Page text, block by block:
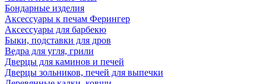
Бондарные изделия
Аксессуары к печам Ферингер
Аксессуары для барбекю
Быки, подставки для дров
Ведра для угля, грили
Дверцы для каминов и печей
Дверцы зольников, печей для выпечки